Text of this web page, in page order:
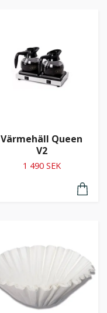
Värmehäll Queen
V2
1 490 SEK